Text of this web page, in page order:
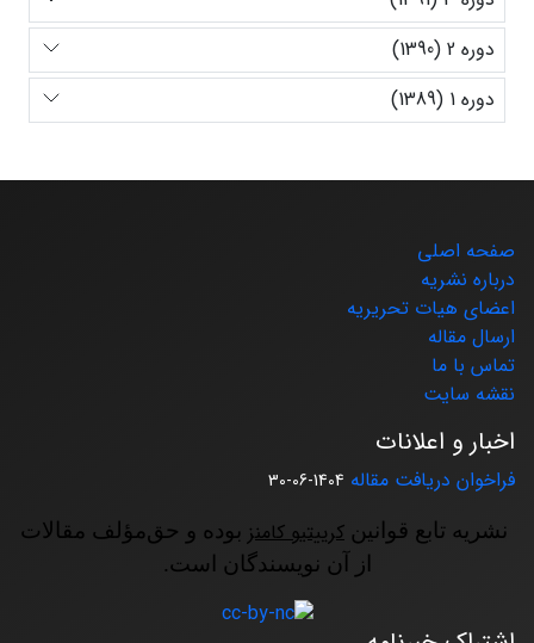
دوره 2 (1390)
دوره 1 (1389)
صفحه اصلی
درباره نشریه
اعضای هیات تحریریه
ارسال مقاله
تماس با ما
نقشه سایت
اخبار و اعلانات
فراخوان دریافت مقاله 1404-06-30
نشریه تابع قوانین کرییتیو کامنز بوده و حق‌مؤلف مقالات
از آن نویسندگان است.